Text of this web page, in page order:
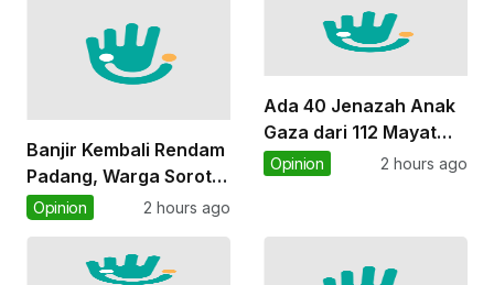
Banjir Kembali Rendam
Padang, Warga Soroti
Pemulihan
Belum Tuntas
Opinion 2 hours ago
Ada 40 Jenazah Anak
Gaza dari 112 Mayat
yang Tertimbun
Opinion 2 hours ago